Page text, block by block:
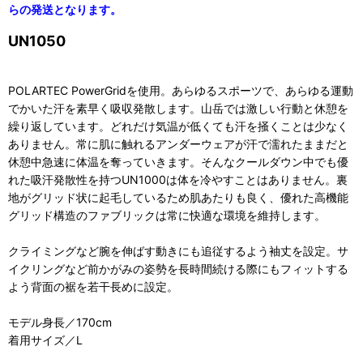
らの発送となります。
UN1050
POLARTEC PowerGridを使用。あらゆるスポーツで、あらゆる運動
でかいた汗を素早く吸収発散します。山岳では激しい行動と休憩を
繰り返しています。どれだけ気温が低くても汗を掻くことは少なく
ありません。常に肌に触れるアンダーウェアが汗で濡れたままだと
休憩中急速に体温を奪っていきます。そんなクールダウン中でも優
れた吸汗発散性を持つUN1000は体を冷やすことはありません。裏
地がグリッド状に起毛しているため肌あたりも良く、優れた高機能
グリッド構造のファブリックは常に快適な環境を維持します。
クライミングなど腕を伸ばす動きにも追従するよう袖丈を設定。サ
イクリングなど前かがみの姿勢を長時間続ける際にもフィットする
よう背面の裾を若干長めに設定。
モデル身長／170cm
着用サイズ／L